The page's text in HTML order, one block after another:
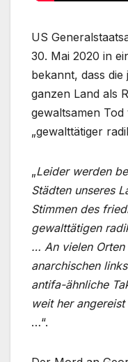
US
30. Mai 2020 in
bekannt, dass
ganzen Land als
gewaltsamen
„gewalttätiger
„Leider werden
Städten unseres
Stimmen des
gewalttätigen
… An vielen
anarchischen
antifa-ähnliche
weit her
…“.